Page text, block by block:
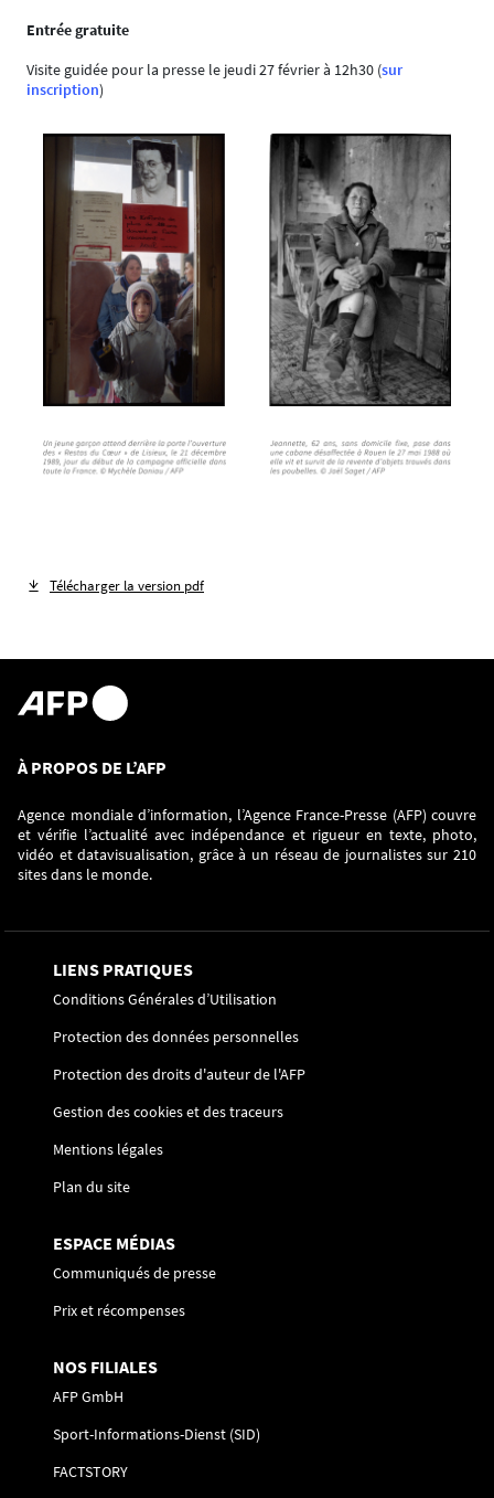
Entrée gratuite
Visite guidée pour la presse le jeudi 27 février à 12h30 (sur
inscription)
Télécharger la version pdf
À PROPOS DE L’AFP
Agence mondiale d’information, l’Agence France-Presse (AFP) couvre
et vérifie l’actualité avec indépendance et rigueur en texte, photo,
vidéo et datavisualisation, grâce à un réseau de journalistes sur 210
sites dans le monde.
LIENS PRATIQUES
Conditions Générales d’Utilisation
Protection des données personnelles
Protection des droits d'auteur de l'AFP
Gestion des cookies et des traceurs
Mentions légales
Plan du site
ESPACE MÉDIAS
Communiqués de presse
Prix et récompenses
NOS FILIALES
AFP GmbH
Sport-Informations-Dienst (SID)
FACTSTORY